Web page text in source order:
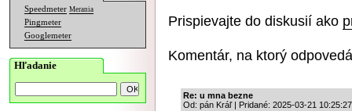
Speedmeter Merania
Pingmeter
Googlemeter
Hľadanie
Prispievajte do diskusií ako
Komentár, na ktorý
Re: u mna bezne
Od: pán Kráľ | Pridané: 2025-03-21 10:25:27